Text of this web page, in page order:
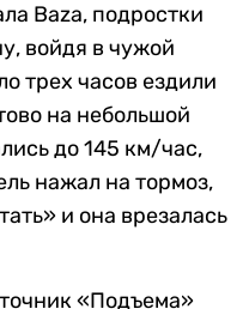
Baza, подростки
войдя в чужой
трех часов ездили
на небольшой
до 145 км/час,
нажал на тормоз,
и она врезалась
«Подъема»